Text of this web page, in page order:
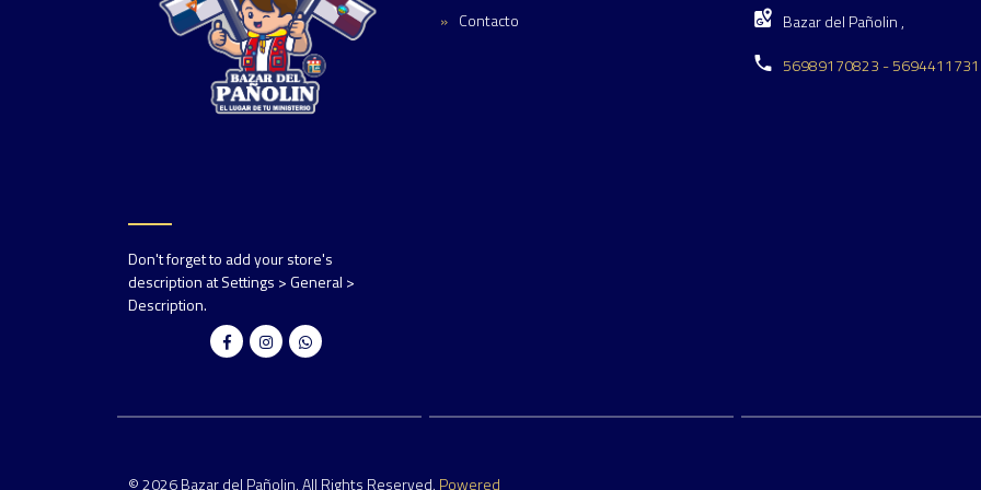
Don't forget to add your store's
description at Settings > General >
Description.
Contacto
Bazar del Pañolin ,
56989170823 -
© 2026 Bazar del Pañolin. All Rights Reserved. Powered